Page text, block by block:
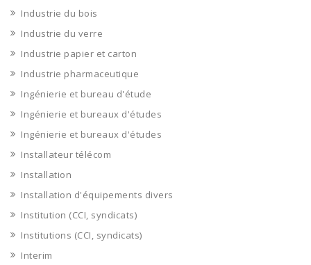
Industrie du bois
Industrie du verre
Industrie papier et carton
Industrie pharmaceutique
Ingénierie et bureau d'étude
Ingénierie et bureaux d'études
Ingénierie et bureaux d'études
Installateur télécom
Installation
Installation d'équipements divers
Institution (CCI, syndicats)
Institutions (CCI, syndicats)
Interim